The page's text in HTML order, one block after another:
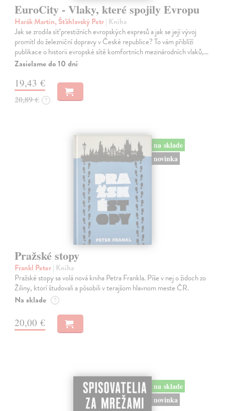
EuroCity - Vlaky, které spojily Evropu
Harák Martin, Šťáhlavský Petr| Kniha
Jak se zrodila síť prestižních evropských expresů a jak se její vývoj
promítl do železniční dopravy v České republice? To vám přiblíží
publikace o historii evropské sítě komfortních mezinárodních vlaků,…
Zasielame do 10 dní
19,43 €
20,89 € ?
na sklade
novinka
Pražské stopy
Frankl Peter| Kniha
Pražské stopy sa volá nová kniha Petra Frankla. Píše v nej o židoch zo
Žiliny, ktorí študovali a pôsobili v terajšom hlavnom meste ČR.
Na sklade ?
20,00 €
na sklade
novinka